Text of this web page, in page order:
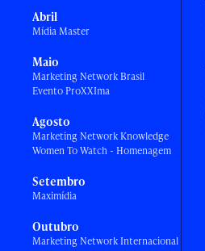
Abril
Mídia Master
Maio
Marketing Network Brasil
Evento ProXXIma
Agosto
Marketing Network Knowledge
Women To Watch - Homenagem
Setembro
Maximídia
Outubro
Marketing Network Internacional